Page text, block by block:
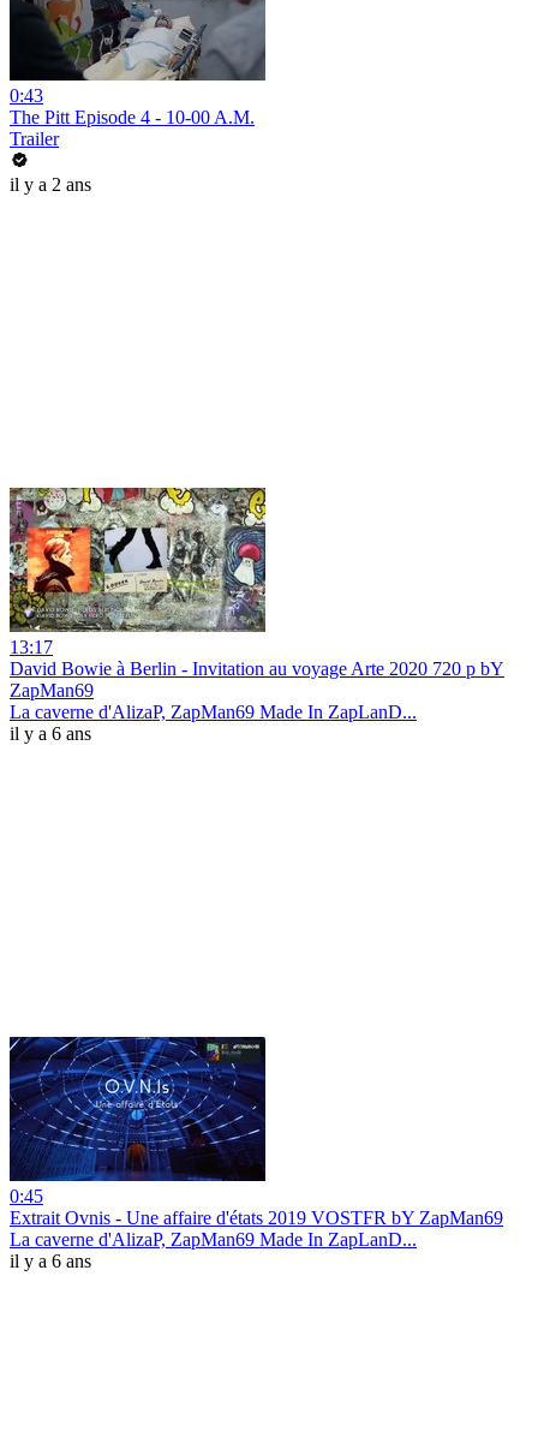
0:43
The Pitt Episode 4 - 10-00 A.M.
Trailer
il y a 2 ans
13:17
David Bowie à Berlin - Invitation au voyage Arte 2020 720 p bY
ZapMan69
La caverne d'AlizaP, ZapMan69 Made In ZapLanD...
il y a 6 ans
0:45
Extrait Ovnis - Une affaire d'états 2019 VOSTFR bY ZapMan69
La caverne d'AlizaP, ZapMan69 Made In ZapLanD...
il y a 6 ans